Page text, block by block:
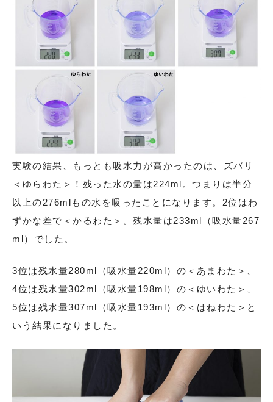
実験の結果、もっとも吸水力が高かったのは、ズバリ
＜ゆらわた＞！残った水の量は224ml。つまりは半分
以上の276mlもの水を吸ったことになります。2位はわ
ずかな差で＜かるわた＞。残水量は233ml（吸水量267
ml）でした。
3位は残水量280ml（吸水量220ml）の＜あまわた＞、
4位は残水量302ml（吸水量198ml）の＜ゆいわた＞、
5位は残水量307ml（吸水量193ml）の＜はねわた＞と
いう結果になりました。